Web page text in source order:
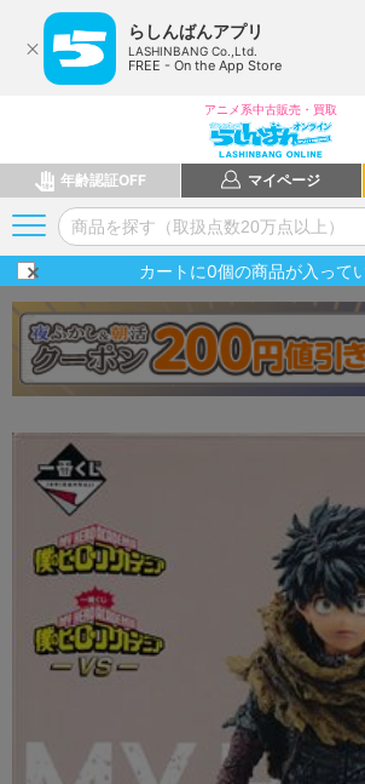
らしんばんアプリ
LASHINBANG Co.,Ltd.
FREE - On the App Store
アニメ系中古販売・買取
年齢認証OFF マイページ
カートに0個の商品が入って